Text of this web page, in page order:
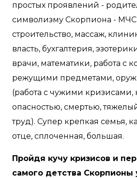
простых проявлений -
символизму Скорпиона -
строительство, массаж,
власть, бухгалтерия,
врачи, математики, работа с
режущими предметами,
(работа с чужими
опасностью, смертью,
труд). Супер крепкая семья,
отце, сплоченная, большая.
Пройдя кучу кризисов и
самого детства Скорпионы